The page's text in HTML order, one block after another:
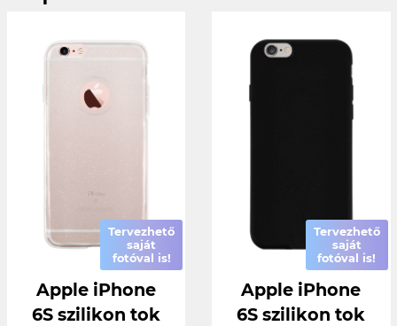
Tervezhető
saját
fotóval is!
Apple iPhone
6S szilikon tok
Tervezhető
saját
fotóval is!
Apple iPhone
6S szilikon tok